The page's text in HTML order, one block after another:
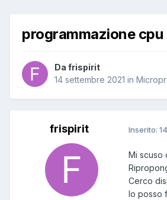
programmazione
Da frispirit
14 settembre 2021 in
frispirit Inserito:
Mi scuso
Cerco
Io posso